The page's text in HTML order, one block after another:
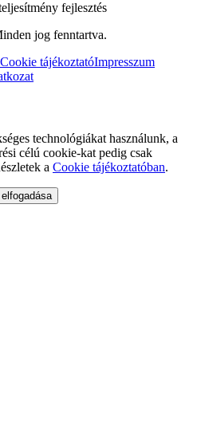
fejlesztés
jog fenntartva.
Cookie tájékoztatóImpresszum
technológiákat használunk, a
célú cookie-kat pedig csak
a Cookie tájékoztatóban.